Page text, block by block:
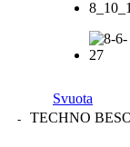
Svuota
TECHNO